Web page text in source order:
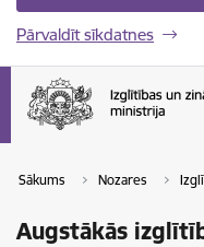
Pārvaldīt sīkdatnes
Sākums Nozares
Augstākās